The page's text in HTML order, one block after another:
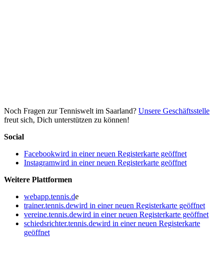
Noch Fragen zur Tenniswelt im Saarland? Unsere Geschäftsstelle
freut sich, Dich unterstützen zu können!
Social
Facebookwird in einer neuen Registerkarte geöffnet
Instagramwird in einer neuen Registerkarte geöffnet
Weitere Plattformen
webapp.tennis.de
trainer.tennis.dewird in einer neuen Registerkarte geöffnet
vereine.tennis.dewird in einer neuen Registerkarte geöffnet
schiedsrichter.tennis.dewird in einer neuen Registerkarte
geöffnet